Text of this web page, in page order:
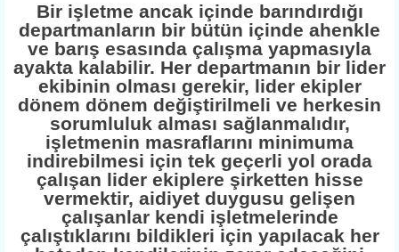
Bir işletme ancak içinde barındırdığı
departmanların bir bütün içinde ahenkle
ve barış esasında çalışma yapmasıyla
ayakta kalabilir. Her departmanın bir lider
ekibinin olması gerekir, lider ekipler
dönem dönem değiştirilmeli ve herkesin
sorumluluk alması sağlanmalıdır,
işletmenin masraflarını minimuma
indirebilmesi için tek geçerli yol orada
çalışan lider ekiplere şirketten hisse
vermektir, aidiyet duygusu gelişen
çalışanlar kendi işletmelerinde
çalıştıklarını bildikleri için yapılacak her